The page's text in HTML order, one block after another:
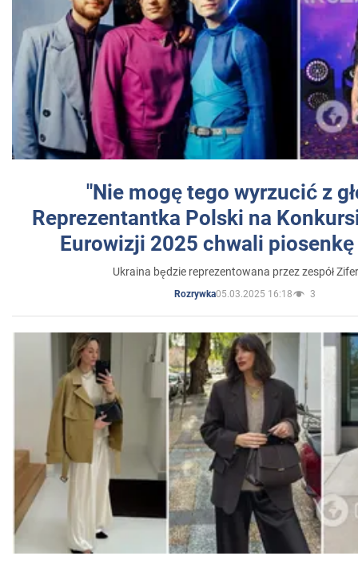
"Nie mogę tego wyrzucić z
Reprezentantka Polski na
Eurowizji 2025 chwali
Ukraina będzie reprezentowana przez zespół
Rozrywka05.03.2025 16:18 3